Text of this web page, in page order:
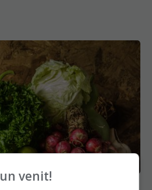
cancerul și regenerează
de toxine
venit!